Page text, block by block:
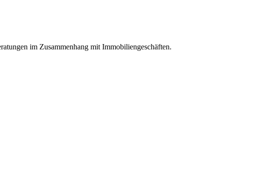
im Zusammenhang mit Immobiliengeschäften.